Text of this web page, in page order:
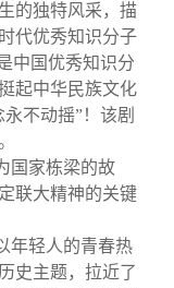
的独特风采，描
代优秀知识分子
中国优秀知识分
起中华民族文化
不动摇”！该剧
国家栋梁的故
联大精神的关键
年轻人的青春热
史主题，拉近了